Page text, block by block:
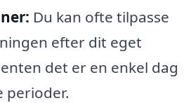
Du kan ofte tilpasse
efter dit eget
det er en enkel dag
perioder.